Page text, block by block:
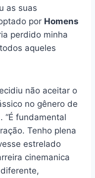
as suas
por Homens
perdido minha
aqueles
não aceitar o
no gênero de
“É fundamental
Tenho plena
estrelado
cinemanica